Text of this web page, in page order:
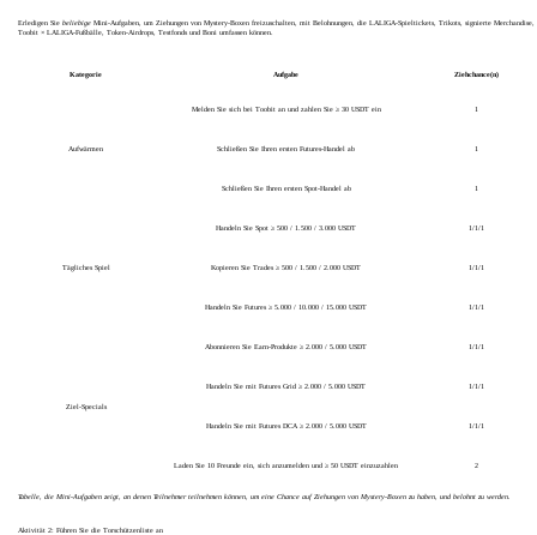
Erledigen Sie beliebigeMini-Aufgaben, um Ziehungen von Mystery-Boxen freizuschalten, mit Belohnungen, die LALIGA-Spieltickets, Trikots, signierte Merchandise,
Toobit × LALIGA-Fußbälle, Token-Airdrops, Testfonds und Boni umfassen können.
Kategorie Aufgabe Ziehchance(n)
Aufwärmen
Melden Sie sich bei Toobit an und zahlen Sie ≥ 30 USDT ein 1
Schließen Sie Ihren ersten Futures-Handel ab 1
Schließen Sie Ihren ersten Spot-Handel ab 1
Tägliches Spiel
Handeln Sie Spot ≥ 500 / 1.500 / 3.000 USDT 1/1/1
Kopieren Sie Trades ≥ 500 / 1.500 / 2.000 USDT 1/1/1
Handeln Sie Futures ≥ 5.000 / 10.000 / 15.000 USDT 1/1/1
Ziel-Specials
Abonnieren Sie Earn-Produkte ≥ 2.000 / 5.000 USDT 1/1/1
Handeln Sie mit Futures Grid ≥ 2.000 / 5.000 USDT 1/1/1
Handeln Sie mit Futures DCA ≥ 2.000 / 5.000 USDT 1/1/1
Laden Sie 10 Freunde ein, sich anzumelden und ≥ 50 USDT einzuzahlen 2
Tabelle, die Mini-Aufgaben zeigt, an denen Teilnehmer teilnehmen können, um eine Chance auf Ziehungen von Mystery-Boxen zu haben, und belohnt zu werden.
Aktivität 2: Führen Sie die Torschützenliste an